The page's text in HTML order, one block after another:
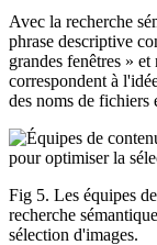
Avec la recherche
phrase descriptive
grandes fenêtres »
correspondent à
des noms de fichiers
Fig 5. Les équipes
recherche
sélection d'images.